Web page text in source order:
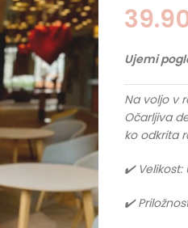
Ujemi
Na voljo v
Očarljiva
ko odkrita
✔️ Velikost:
✔️